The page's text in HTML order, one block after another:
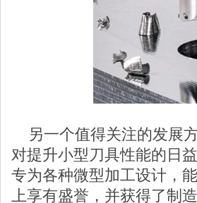
另一个值得关注的发展
对提升小型刀具性能的日
专为各种微型加工设计，
上享有盛誉，并获得了制